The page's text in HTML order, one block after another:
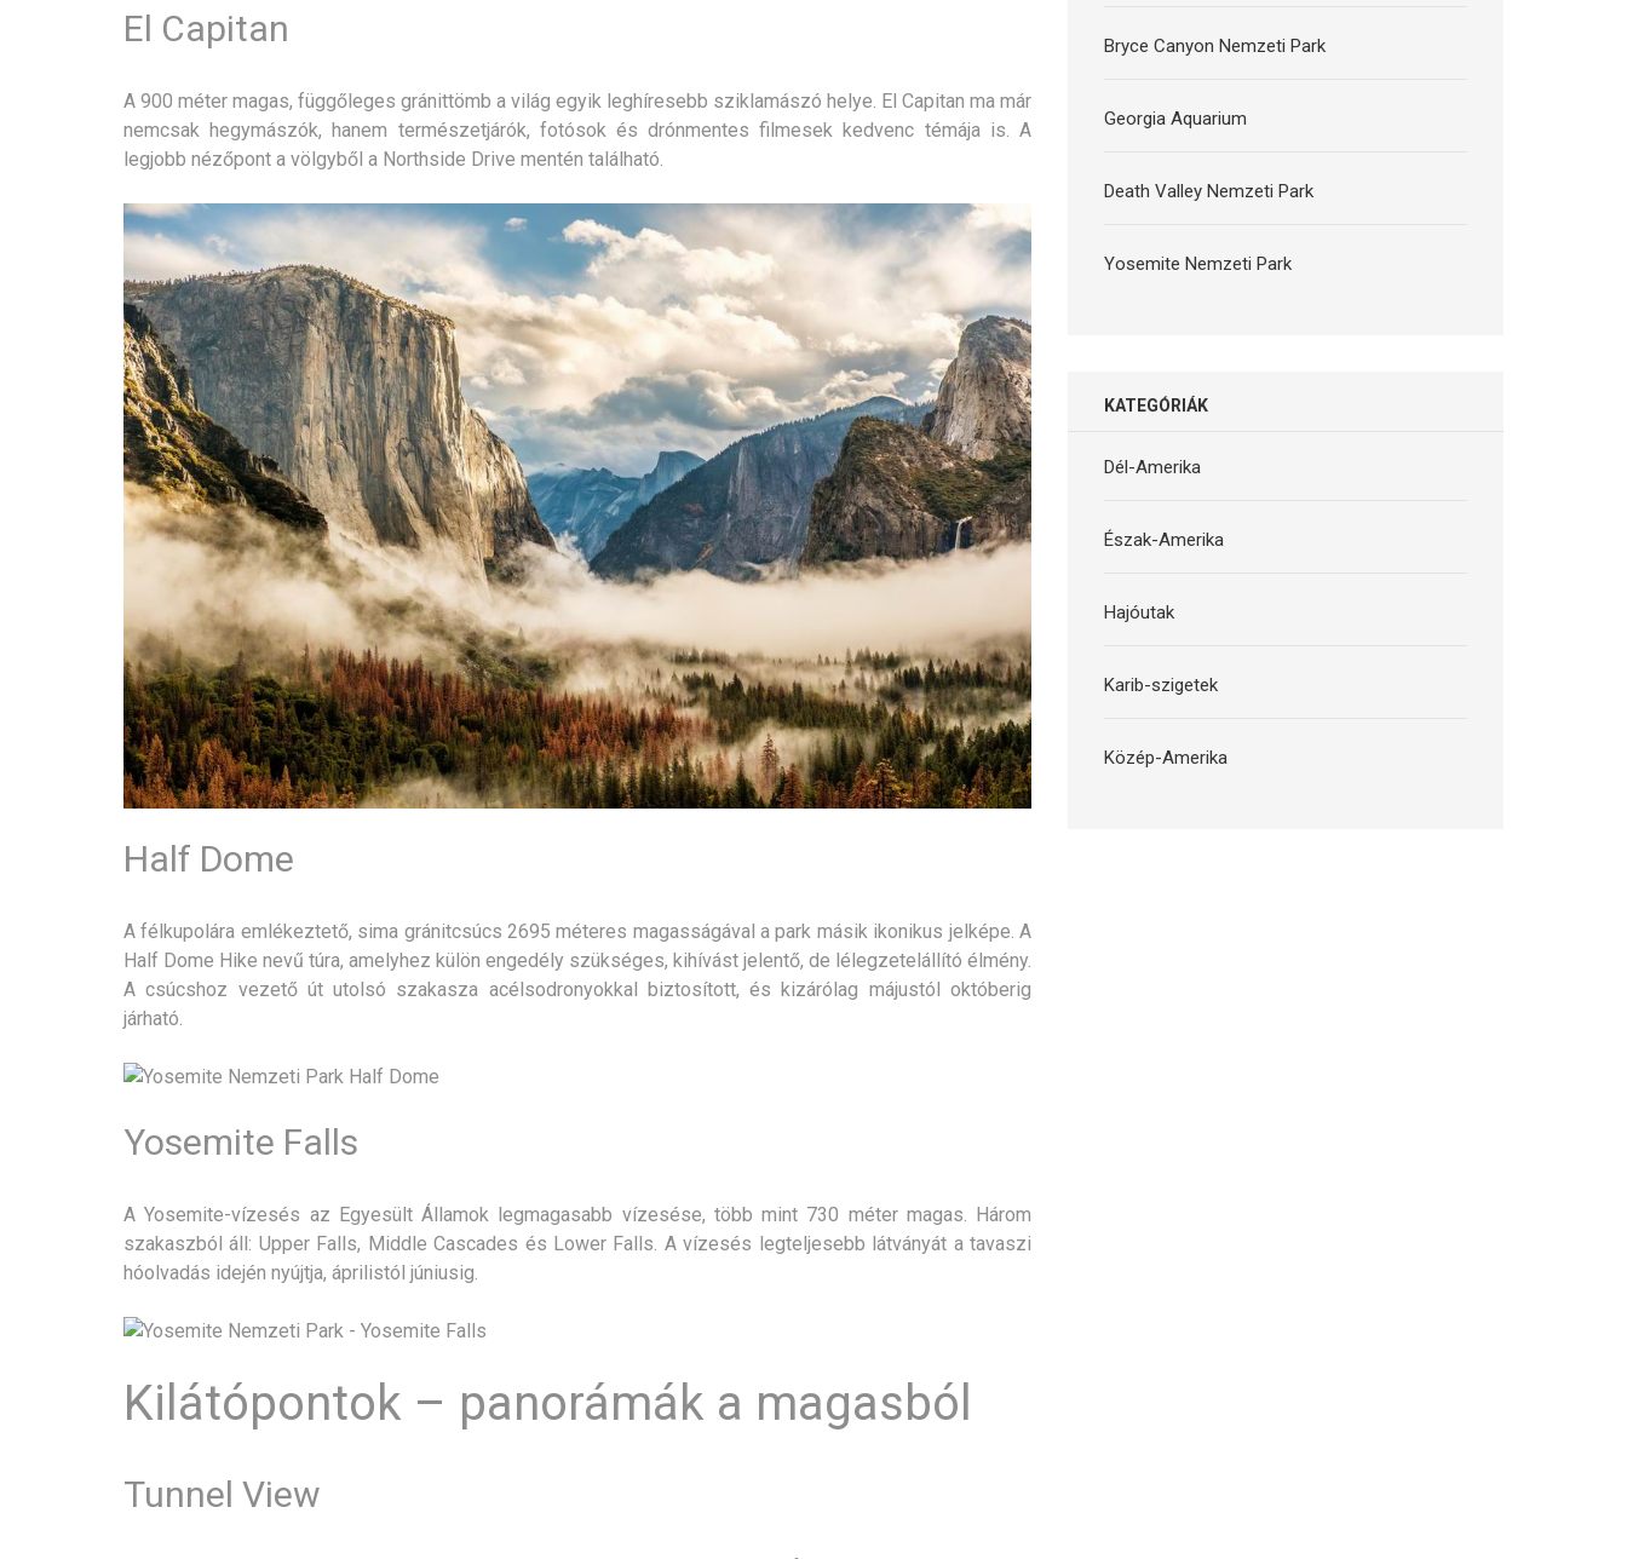
El Capitan
A 900 méter magas, függőleges gránittömb a világ egyik leghíresebb sziklamászó helye. El Capitan ma már
nemcsak hegymászók, hanem természetjárók, fotósok és drónmentes filmesek kedvenc témája is. A
legjobb nézőpont a völgyből a Northside Drive mentén található.
Half Dome
A félkupolára emlékeztető, sima gránitcsúcs 2695 méteres magasságával a park másik ikonikus jelképe. A
Half Dome Hike nevű túra, amelyhez külön engedély szükséges, kihívást jelentő, de lélegzetelállító élmény.
A csúcshoz vezető út utolsó szakasza acélsodronyokkal biztosított, és kizárólag májustól októberig
járható.
Yosemite Falls
A Yosemite-vízesés az Egyesült Államok legmagasabb vízesése, több mint 730 méter magas. Három
szakaszból áll: Upper Falls, Middle Cascades és Lower Falls. A vízesés legteljesebb látványát a tavaszi
hóolvadás idején nyújtja, áprilistól júniusig.
Kilátópontok – panorámák a magasból
Tunnel View
Bryce Canyon Nemzeti Park
Georgia Aquarium
Death Valley Nemzeti Park
Yosemite Nemzeti Park
KATEGÓRIÁK
Dél-Amerika
Észak-Amerika
Hajóutak
Karib-szigetek
Közép-Amerika